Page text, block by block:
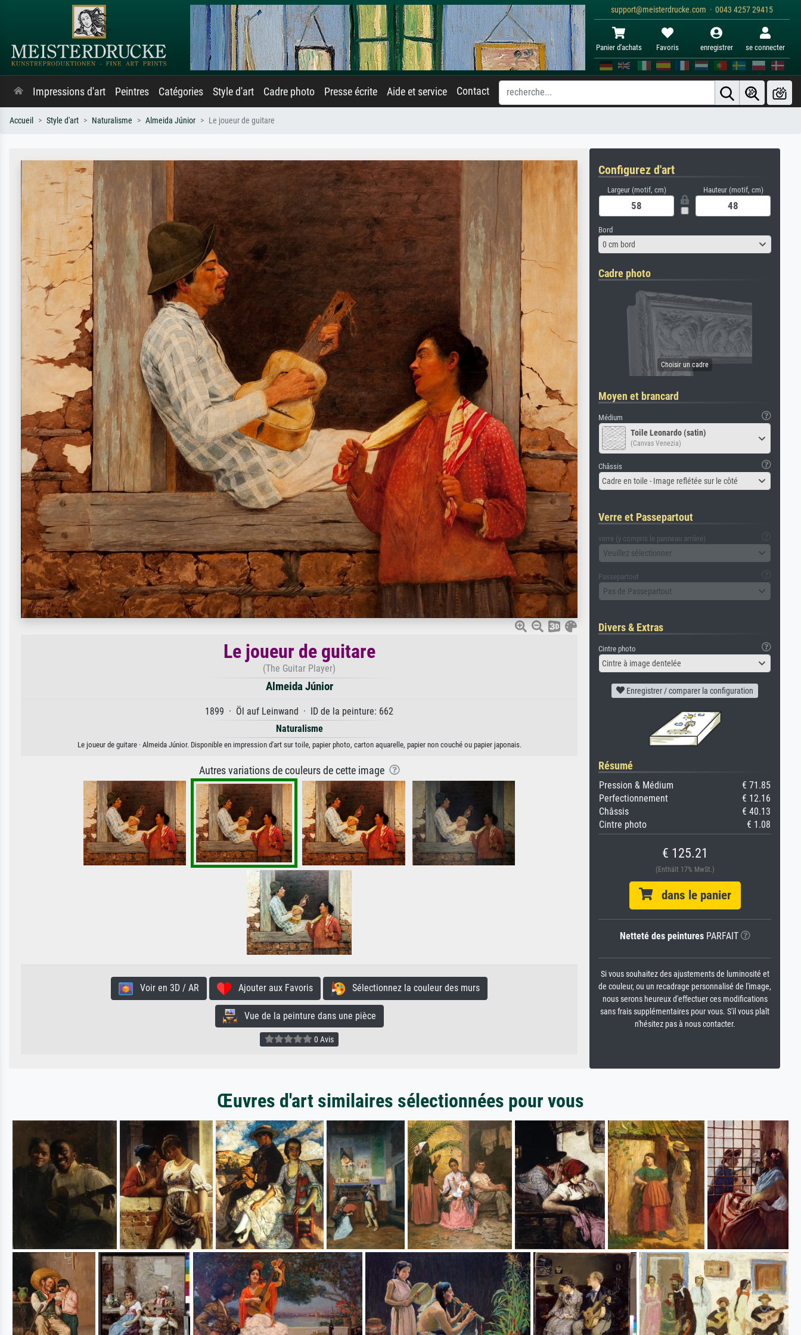
support@meisterdrucke.com · 0043 4257 29415
Panier d'achats Favoris enregistrer se connecter
Impressions d'art Peintres Catégories Style d'art Cadre photo Presse écrite Aide et service Contact
Accueil Style d'art Naturalisme Almeida Júnior Le joueur de guitare
Le joueur de guitare
(The Guitar Player)
Almeida Júnior
1899 · Öl auf Leinwand · ID de la peinture: 662
Naturalisme
Le joueur de guitare · Almeida Júnior. Disponible en impression d'art sur toile, papier photo, carton aquarelle, papier non couché ou papier japonais.
Autres variations de couleurs de cette image
Voir en 3D / AR Ajouter aux Favoris Sélectionnez la couleur des murs
Vue de la peinture dans une pièce
0 Avis
Configurez d'art
Largeur (motif, cm) Hauteur (motif, cm)
Bord
0 cm bord
Cadre photo
Moyen et brancard
Médium
Toile Leonardo (satin)
(Canvas Venezia)
Châssis
Cadre en toile - Image reflétée sur le côté
Verre et Passepartout
verre (y compris le panneau arrière)
Veuillez sélectionner
Passepartout
Pas de Passepartout
Divers & Extras
Cintre photo
Cintre à image dentelée
Enregistrer / comparer la configuration
Résumé
Pression & Médium
€ 71.85
Perfectionnement
€ 12.16
Châssis
€ 40.13
Cintre photo
€ 1.08
€ 125.21
(Enthält 17% MwSt.)
dans le panier
Netteté des peinturesPARFAIT
Si vous souhaitez des ajustements de luminosité et
de couleur, ou un recadrage personnalisé de l'image,
nous serons heureux d'effectuer ces modifications
sans frais supplémentaires pour vous. S'il vous plaît
n'hésitez pas à nous contacter.
Œuvres d'art similaires sélectionnées pour vous